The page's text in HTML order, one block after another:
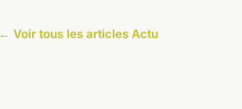
← Voir tous les articles Actu